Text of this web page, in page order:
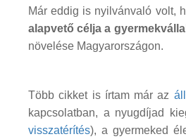
Már eddig is nyilvánvaló volt,
alapvető célja a
növelése Magyarországon.
Több cikket is írtam már az
kapcsolatban, a nyugdíjad
visszatérítés), a gyermeked